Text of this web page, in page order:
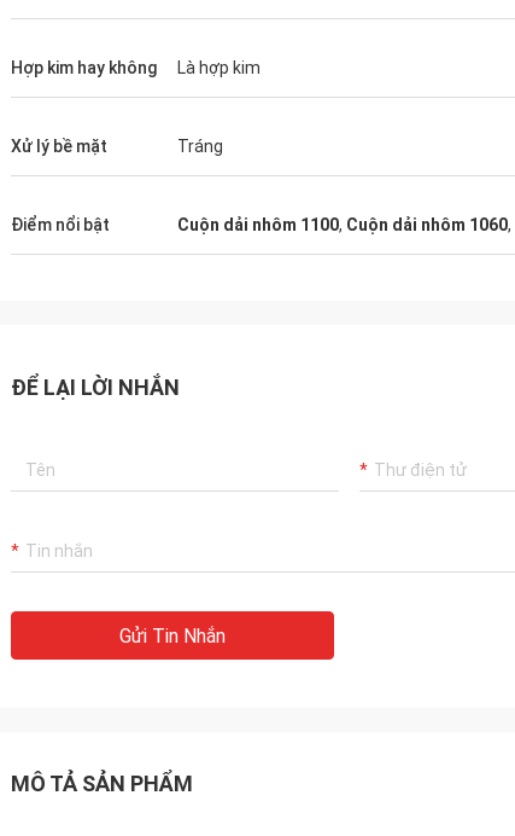
Hợp kim hay không Là hợp kim
Xử lý bề mặt Tráng
Điểm nổi bật Cuộn dải nhôm 1100, Cuộn dải nhôm 1060,
ĐỂ LẠI LỜI NHẮN
Gửi Tin Nhắn
MÔ TẢ SẢN PHẨM